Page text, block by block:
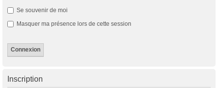
Se souvenir de moi
Masquer ma présence lors de cette session
Inscription